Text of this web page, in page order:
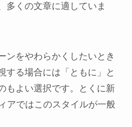
多くの文章に適していま
ンをやわらかくしたいとき
する場合には「ともに」と
もよい選択です。とくに新
アではこのスタイルが一般